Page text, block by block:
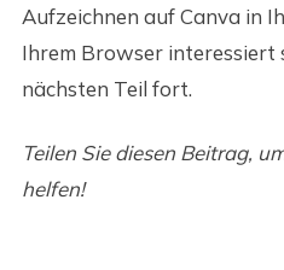
Aufzeichnen auf Canva in
Ihrem Browser interessiert
nächsten Teil fort.
Teilen Sie diesen Beitrag,
helfen!